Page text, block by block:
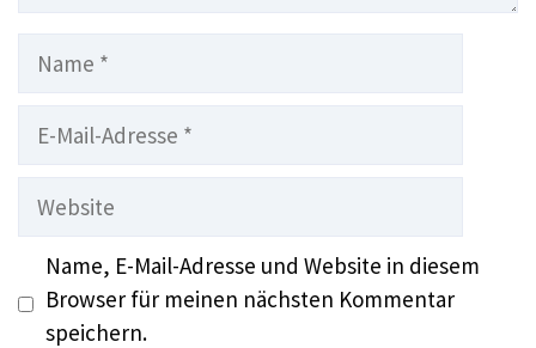
Name
Website
Name, E-Mail-Adresse und Website in diesem
Browser für meinen nächsten Kommentar
speichern.